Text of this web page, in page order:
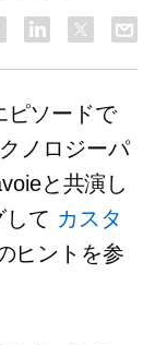
ピソードで
ノロジーパ
と共演し
して カスタ
ヒントを参